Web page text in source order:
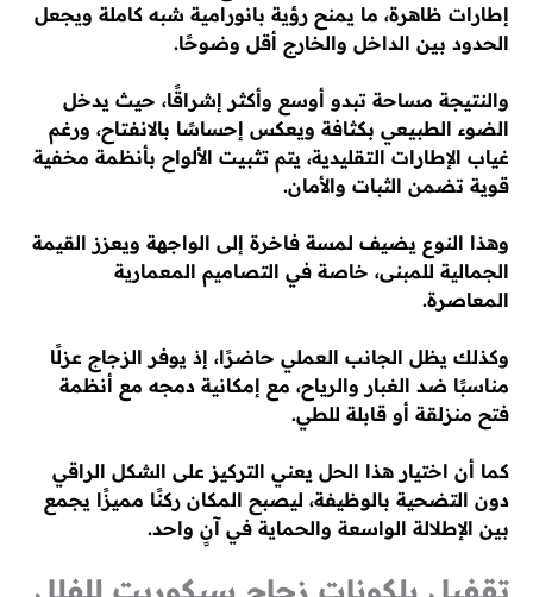
إطارات ظاهرة، ما يمنح رؤية بانورامية شبه كاملة ويجعل
الحدود بين الداخل والخارج أقل وضوحًا.
والنتيجة مساحة تبدو أوسع وأكثر إشراقًا، حيث يدخل
الضوء الطبيعي بكثافة ويعكس إحساسًا بالانفتاح، ورغم
غياب الإطارات التقليدية، يتم تثبيت الألواح بأنظمة مخفية
قوية تضمن الثبات والأمان.
وهذا النوع يضيف لمسة فاخرة إلى الواجهة ويعزز القيمة
الجمالية للمبنى، خاصة في التصاميم المعمارية
المعاصرة.
وكذلك يظل الجانب العملي حاضرًا، إذ يوفر الزجاج عزلًا
مناسبًا ضد الغبار والرياح، مع إمكانية دمجه مع أنظمة
فتح منزلقة أو قابلة للطي.
كما أن اختيار هذا الحل يعني التركيز على الشكل الراقي
دون التضحية بالوظيفة، ليصبح المكان ركنًا مميزًا يجمع
بين الإطلالة الواسعة والحماية في آنٍ واحد.
تقفيل بلكونات زجاج سيكوريت للفلل